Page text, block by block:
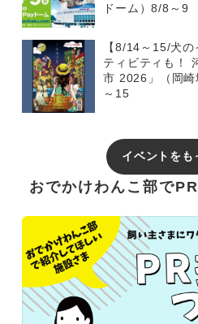
ドーム）8/8～9
【8/14～15/犬
ティビティも！
市 2026」（岡
～15
イベントをも
おでかけわんこ部で